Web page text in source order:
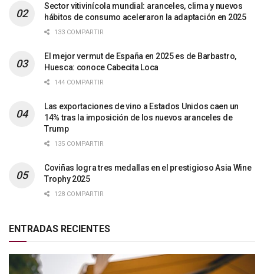
Sector vitivinícola mundial: aranceles, clima y nuevos
hábitos de consumo aceleraron la adaptación en 2025
133 COMPARTIR
El mejor vermut de España en 2025 es de Barbastro,
Huesca: conoce Cabecita Loca
144 COMPARTIR
Las exportaciones de vino a Estados Unidos caen un
14% tras la imposición de los nuevos aranceles de
Trump
135 COMPARTIR
Coviñas logra tres medallas en el prestigioso Asia Wine
Trophy 2025
128 COMPARTIR
ENTRADAS RECIENTES